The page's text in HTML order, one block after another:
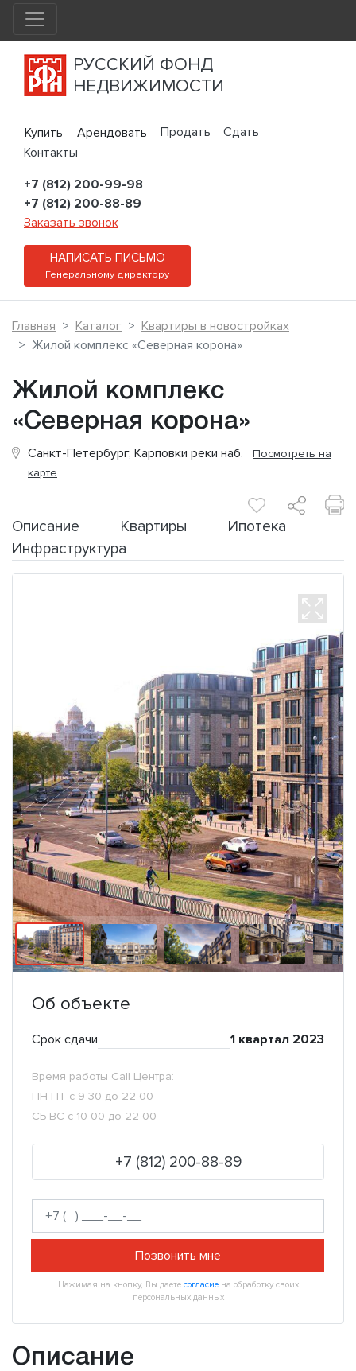
РУССКИЙ ФОНД
НЕДВИЖИМОСТИ
Купить Арендовать Продать
Сдать
Контакты
+7 (812) 200-99-98
+7 (812) 200-88-89
Заказать звонок
НАПИСАТЬ ПИСЬМО
Генеральному директору
Главная Каталог
Квартиры в новостройках
Жилой комплекс «Северная корона»
Жилой комплекс
«Северная корона»
Санкт-Петербург, Карповки реки наб. Посмотреть на
карте
Описание Квартиры
Ипотека
Инфраструктура
Об объекте
Срок сдачи 1 квартал 2023
Время работы Call Центра:
ПН-ПТ с 9-30 до 22-00
СБ-ВС с 10-00 до 22-00
+7 (812) 200-88-89
Позвонить мне
Нажимая на кнопку, Вы даете согласиена обработку своих
персональных данных
Описание